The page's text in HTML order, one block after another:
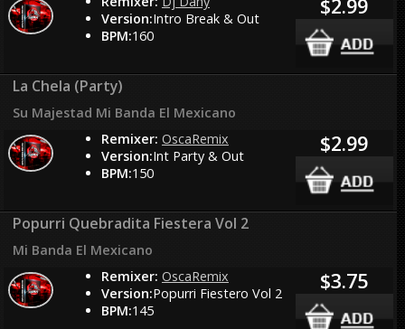
Version:Intro Break & Out
BPM:160
$2.99
La Chela (Party)
Su Majestad Mi Banda El Mexicano
Remixer: OscaRemix
Version:Int Party & Out
BPM:150
$2.99
Popurri Quebradita Fiestera Vol 2
Mi Banda El Mexicano
Remixer: OscaRemix
Version:Popurri Fiestero Vol 2
BPM:145
$3.75